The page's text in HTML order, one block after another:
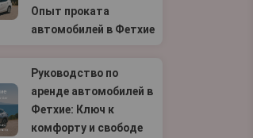
Опыт проката
автомобилей в Фетхие
Руководство по
аренде автомобилей в
Фетхие: Ключ к
комфорту и свободе